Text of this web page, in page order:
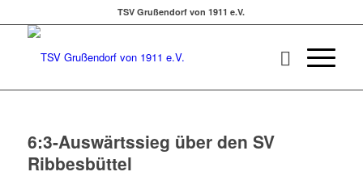
TSV Grußendorf von 1911 e.V.
6:3-Auswärtssieg über den SV
Ribbesbüttel